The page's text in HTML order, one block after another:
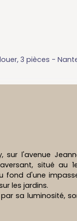
3 pièces -
sur l'avenue
situé au
fond d'une
les jardins.
sa luminosité,